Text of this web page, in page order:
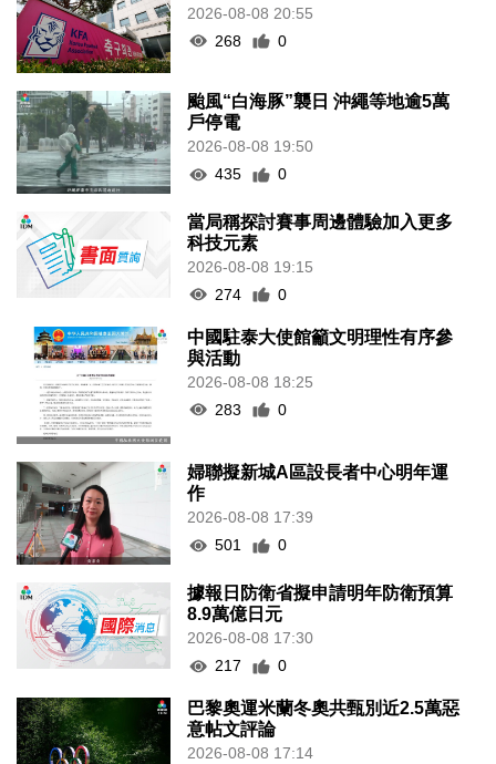
2026-08-08 20:55
268
0
颱風“白海豚”襲日 沖繩等地逾5萬
戶停電
2026-08-08 19:50
435
0
當局稱探討賽事周邊體驗加入更多
科技元素
2026-08-08 19:15
274
0
中國駐泰大使館籲文明理性有序參
與活動
2026-08-08 18:25
283
0
婦聯擬新城A區設長者中心明年運
作
2026-08-08 17:39
501
0
據報日防衛省擬申請明年防衛預算
8.9萬億日元
2026-08-08 17:30
217
0
巴黎奧運米蘭冬奧共甄別近2.5萬惡
意帖文評論
2026-08-08 17:14